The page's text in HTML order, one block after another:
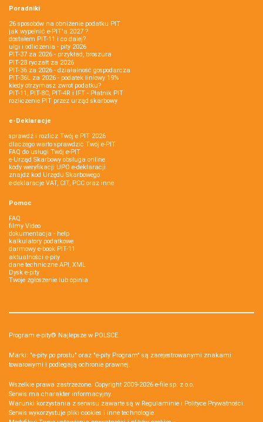
Poradniki
26 sposobów na obniżenie podatku PIT
jak wypełnić e-PIT'a 2027 ?
dostałem PIT-11 i co dalej?
ulgi i odliczenia - pity 2026
PIT-37 za 2026 - przykład, broszura
PIT-28 ryczałt za 2026
PIT-36 za 2026 - działalność gospodarcza
PIT-36L za 2026 - podatek liniowy 19%
kiedy otrzymasz zwrot podatku?
PIT-11, PIT-8C, PIT-4R i IFT - Płatnik PIT
rozliczenie PIT przez urząd skarbowy
e-Deklaracje
sprawdź i rozlicz Twój e PIT 2026
dlaczego warto sprawdzić Twój e-PIT
FAQ do usługi Twój e-PIT
e-Urząd Skarbowy obsługa online
kody weryfikacji UPO e-deklaracji
znajdź kod Urzędu Skarbowego
e-deklaracje VAT, CIT, PCC oraz inne
Pomoc
FAQ
filmy Video
dokumentacja - help
kalkulatory podatkowe
darmowy e-book PIT-11
aktualności e-pity
dane techniczne API, XML
Dysk e-pity
Twoje zgłoszenie lub opinia
Program e-pity® Najlepsze w POLSCE.
Marki: "e-pity po prostu" oraz "e-pity Program" są zarejestrowanymi znakami
towarowymi i podlegają ochronie prawnej.
Wszelkie prawa zastrzeżone. Copyright 2009-2026 e-file sp. z o.o.
Serwis ma charakter informacyjny.
Warunki korzystania z serwisu zawarte są w Regulaminie i Polityce Prywatności.
Serwis wykorzystuje pliki cookies i inne technologie.